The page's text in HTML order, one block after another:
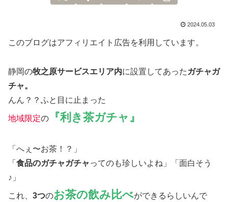
2024.05.03
このブログはアフィリエイト広告を利用しています。
静岡の牧之原サービスエリア内に設置してあった ガチャガ
チャ。
んん？？ふと目に止まった
地域限定の 『利き茶ガチャ』
「へぇ〜お茶！？」
「 食品のガチャガチャ ってのも珍しいよね」「面白そう
♪」
これ、 3つのお茶の飲み比べができるらしいんで